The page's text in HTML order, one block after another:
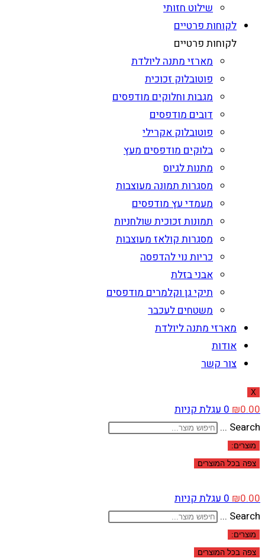
שילוט חזותי
לקוחות פרטיים
לקוחות פרטיים
מארזי מתנה ליולדת
פוטובלוק זכוכית
מגבות וחלוקים מודפסים
דובים מודפסים
פוטובלוק אקרילי
בלוקים מודפסים מעץ
מתנות לגיוס
מסגרות תמונה מעוצבות
מעמדי עץ מודפסים
תמונות זכוכית שולחניות
מסגרות קולאז מעוצבות
כריות נוי להדפסה
אבני בזלת
תיקי גן וקלמרים מודפסים
משטחים לעכבר
מארזי מתנה ליולדת
אודות
צור קשר
X
₪0.00
0עגלת קניות
Search ...
מוצרים:
צפה בכל המוצרים
₪0.00
0עגלת קניות
Search ...
מוצרים:
צפה בכל המוצרים